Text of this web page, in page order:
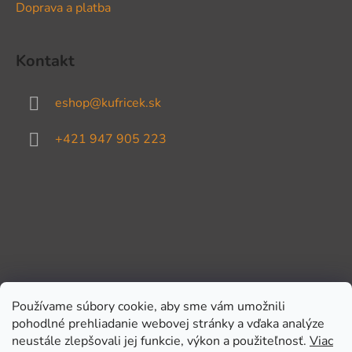
Používame súbory cookie, aby sme vám umožnili
pohodlné prehliadanie webovej stránky a vďaka analýze
neustále zlepšovali jej funkcie, výkon a použiteľnosť. Viac
Doprava a platba
Kontakt
eshop@kufricek.sk
+421 947 905 223
Prijímame online platby